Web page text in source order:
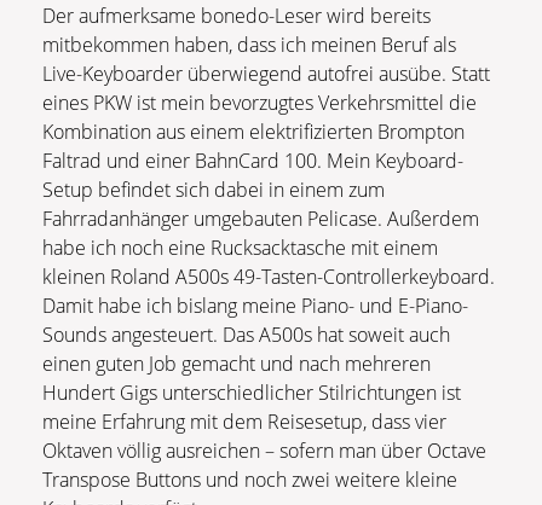
Der aufmerksame bonedo-Leser wird bereits
mitbekommen haben, dass ich meinen Beruf als
Live-Keyboarder überwiegend autofrei ausübe. Statt
eines PKW ist mein bevorzugtes Verkehrsmittel die
Kombination aus einem elektrifizierten Brompton
Faltrad und einer BahnCard 100. Mein Keyboard-
Setup befindet sich dabei in einem zum
Fahrradanhänger umgebauten Pelicase. Außerdem
habe ich noch eine Rucksacktasche mit einem
kleinen Roland A500s 49-Tasten-Controllerkeyboard.
Damit habe ich bislang meine Piano- und E-Piano-
Sounds angesteuert. Das A500s hat soweit auch
einen guten Job gemacht und nach mehreren
Hundert Gigs unterschiedlicher Stilrichtungen ist
meine Erfahrung mit dem Reisesetup, dass vier
Oktaven völlig ausreichen – sofern man über Octave
Transpose Buttons und noch zwei weitere kleine